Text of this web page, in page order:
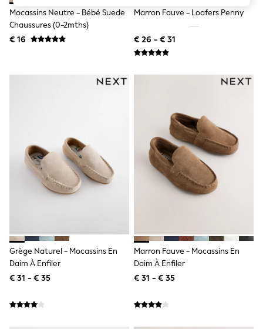
Baby Holiday Shop
Baby Travel Accessories
All Accessories
Beach Bags
New In
New in from Next
New In
Trending: Top & Short Sets
Trending: Clogs
98 - 110cm
116 - 134cm
140 - 174cm
All Clothing
T-Shirts
Sweatshirts & Hoodies
Mocassins Neutre - Bébé Suede
Chaussures (0-2mths)
€ 16
Marron Fauve - Loafers Penny
€ 26 - € 31
Grège Naturel - Mocassins En
Daim À Enfiler
€ 31 - € 35
Marron Fauve - Mocassins En
Daim À Enfiler
€ 31 - € 35